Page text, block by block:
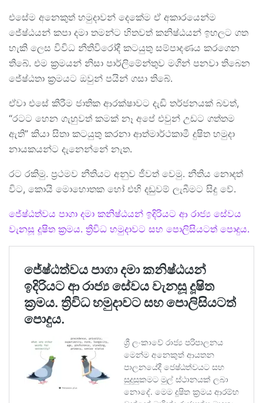
එසේම අනෙකුත් හමුදාවන් දෙකේම ඒ අකාරයෙන්ම
ජේෂ්ඨයන් කපා දමා තමන්ට හිතවත් කනිෂ්ඨයන් ඉහලට ගත
හැකි ලෙස විවිධ නීතිවිරෝදී කටයුතු සම්පාදණය කරගෙන
තිබේ. එම ක්‍රමයන් නිසා පාර්ලිමේන්තුව මගින් පනවා තිබෙන
ජේෂ්ඨතා ක්‍රමයට ඔවුන් පයින් ගසා තිබේ.
ඒවා එසේ කිරීම ජාතික ආරක්ෂාවට දැඩි තර්ජනයක් බවත්,
“රටට හෙන ගැහුවත් කමක් නෑ අපේ එවුන් උඩට ගත්තම
ඇති” කියා සිතා කටයුතු කරනා ආත්මාර්ථකාමී දුෂිත හමුදා
නායකයන්ට දැනෙන්නේ නැත.
රට රකිමු. ප්‍රථමව නීතියට අනුව ජීවත් වෙමු. නීතිය නොදත්
විට, කොයි මොහොතක හෝ එහි දඩුවම් ලැබීමට සිදු වේ.
ජේෂ්ඨත්වය පාගා දමා කනිෂ්ඨයන් ඉදිරියට ආ රාජ්‍ය සේවය
වැනසූ දූෂිත ක්‍රමය. ත්‍රිවිධ හමුදාවට සහ පොලිසියටත් පොදුය.